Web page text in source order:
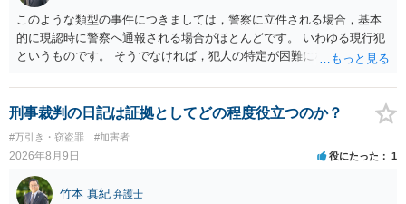
このような類型の事件につきましては，警察に立件される場合，基本
的に現認時に警察へ通報される場合がほとんどです。 いわゆる現行犯
というものです。 そうでなければ，犯人の特定が困難になってしまい
（事件性）とともに，誰の行為かの判断がされる（犯人性）が必要な
のですが，現認時に警察が臨場できる場合以外は，基本的に犯人性を
特定することができません。もちろん，常習性が顕著で，既に前科を
有していて警察に把握されていれば別ですが，そのような方は，この
ような場所に質問を掲げてくることはありません。心配・不安になる
ことはよくわかるのですが，心配・不安を感じている方は，警察に把
握されていることがありませんので，犯人性が特定されることはあり
刑事裁判の日記は証拠としてどの程度役立つのか？
#万引き・窃盗罪 #加害者
2026年8月9日 役にたった 1
竹本 真紀 弁護士